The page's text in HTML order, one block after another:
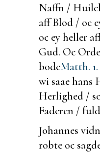
Naffn /
aff Blod / oc
oc ey heller
Gud. Oc
bodeMatth. 1.
wi saae hans
Herlighed /
Faderen /
Johannes
robte oc